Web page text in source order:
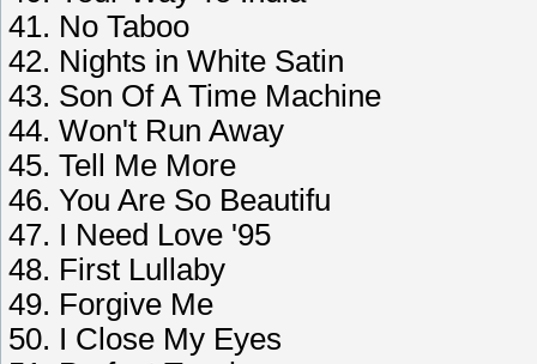
41. No Taboo
42. Nights in White Satin
43. Son Of A Time Machine
44. Won't Run Away
45. Tell Me More
46. You Are So Beautifu
47. I Need Love '95
48. First Lullaby
49. Forgive Me
50. I Close My Eyes